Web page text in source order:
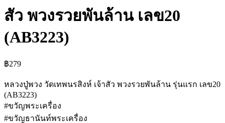
สัว พวงรวยพันล้าน เลข20
(AB3223)
฿279
หลวงปู่พวง วัดเทพนรสิงห์ เจ้าสัว พวงรวยพันล้าน รุ่นแรก เลข20
(AB3223)
#ขวัญพระเครื่อง
#ขวัญธานันท์พระเครื่อง